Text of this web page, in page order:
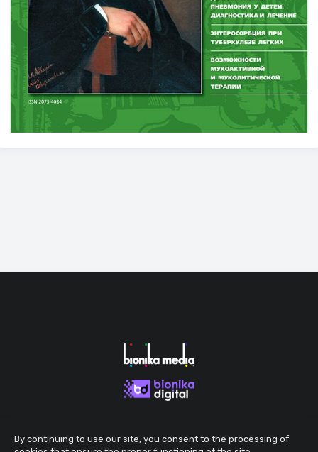
By continuing to use our site, you consent to the processing of